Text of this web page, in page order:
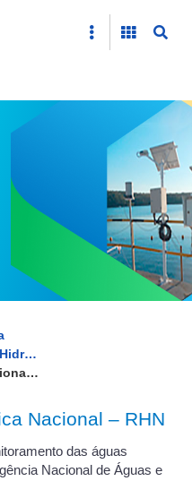
Monitoramento Hidrológico e Hidrogeológico
Rede Hidrometeorológica Nacional – RHN
Nacional – RHN
das águas
Nacional de Águas e